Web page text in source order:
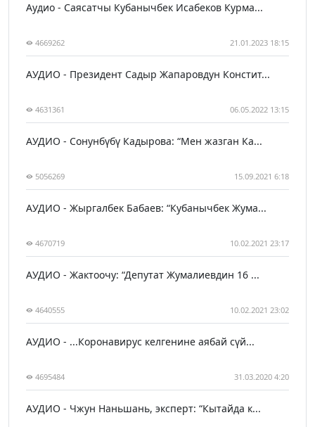
Аудио - Саясатчы Кубанычбек Исабеков Курма...
4669262 21.01.2023 18:15
АУДИО - Президент Садыр Жапаровдун Констит...
4631361 06.05.2022 13:15
АУДИО - Сонунбүбү Кадырова: “Мен жазган Ка...
5056269 15.09.2021 6:18
АУДИО - Жыргалбек Бабаев: “Кубанычбек Жума...
4670719 10.02.2021 23:17
АУДИО - Жактоочу: “Депутат Жумалиевдин 16 ...
4640555 10.02.2021 23:02
АУДИО - ...Коронавирус келгенине аябай сүй...
4695484 31.03.2020 4:20
АУДИО - Чжун Наньшань, эксперт: “Кытайда к...